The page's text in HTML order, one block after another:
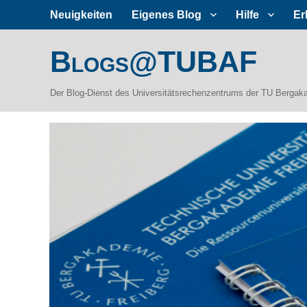
Neuigkeiten Eigenes Blog Hilfe
Blogs@TUBAF
Der Blog-Dienst des Universitätsrechenzentrums der TU